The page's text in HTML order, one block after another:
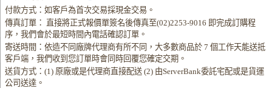
付款方式：如客戶為首次交易採現金交易。
傳真訂單： 直接將正式報價單簽名後傳真至(02)2253-9016 即完成訂購程
序，我們會於最短時間內電話確認訂單。
寄送時間：依造不同廠牌代理商有所不同，大多數商品於 7 個工作天能送抵
客戶端，我們收到您訂單時會同時回覆您確定交期。
送貨方式：(1) 原廠或是代理商直接配送 (2) 由ServerBank委託宅配或是貨運
公司送達。